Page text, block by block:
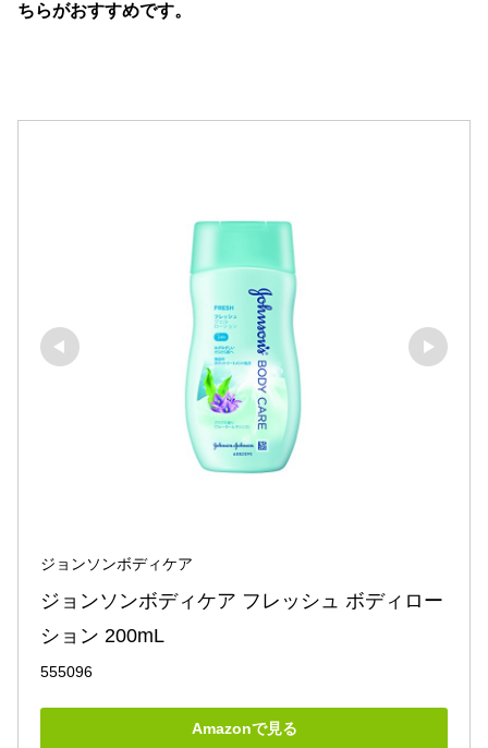
ちらがおすすめです。
ジョンソンボディケア
ジョンソンボディケア フレッシュ ボディロー
ション 200mL
555096
Amazonで見る